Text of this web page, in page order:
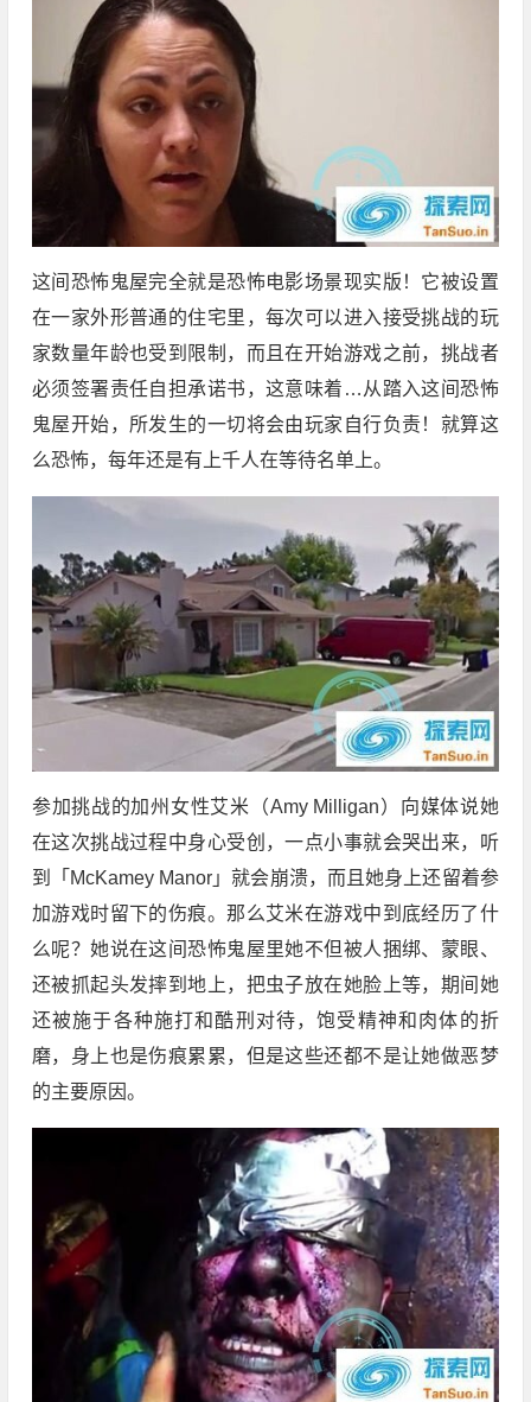
这间恐怖鬼屋完全就是恐怖电影场景现实版！它被设置
在一家外形普通的住宅里，每次可以进入接受挑战的玩
家数量年龄也受到限制，而且在开始游戏之前，挑战者
必须签署责任自担承诺书，这意味着…从踏入这间恐怖
鬼屋开始，所发生的一切将会由玩家自行负责！就算这
么恐怖，每年还是有上千人在等待名单上。
参加挑战的加州女性艾米（Amy Milligan）向媒体说她
在这次挑战过程中身心受创，一点小事就会哭出来，听
到「McKamey Manor」就会崩溃，而且她身上还留着参
加游戏时留下的伤痕。那么艾米在游戏中到底经历了什
么呢？她说在这间恐怖鬼屋里她不但被人捆绑、蒙眼、
还被抓起头发摔到地上，把虫子放在她脸上等，期间她
还被施于各种施打和酷刑对待，饱受精神和肉体的折
磨，身上也是伤痕累累，但是这些还都不是让她做恶梦
的主要原因。